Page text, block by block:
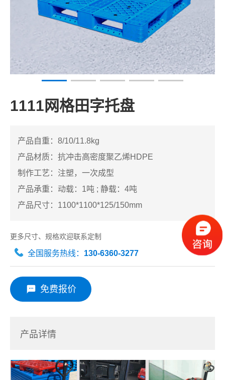
1111网格田字托盘
产品自重：8/10/11.8kg
产品材质：抗冲击高密度聚乙烯HDPE
制作工艺：注塑，一次成型
产品承重：动载：1吨 ; 静载：4吨
产品尺寸：1100*1100*125/150mm
更多尺寸、规格欢迎联系定制
全国服务热线： 130-6360-3277
免费报价
产品详情